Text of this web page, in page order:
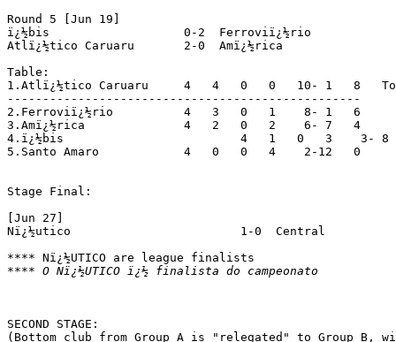
Round 5 [Jun 19]
ï¿½bis			 0-2  Ferroviï¿½rio		(prel. Sport x Nï¿½utico)
Atlï¿½tico Caruaru	 2-0  Amï¿½rica			(prel. Central x Santa Cruz)
Table:
1.Atlï¿½tico Caruaru	 4   4   0   0   10- 1   8   To group A
--------------------------------------------------
2.Ferroviï¿½rio		 4   3   0   1    8- 1   6
3.Amï¿½rica		 4   2   0   2    6- 7   4
4.ï¿½bis			 4   1   0   3    3- 8   2
5.Santo Amaro		 4   0   0   4    2-12   0
Stage Final:
[Jun 27]
Nï¿½utico			 1-0  Central
**** O Nï¿½UTICO ï¿½ finalista do campeonato
SECOND STAGE: